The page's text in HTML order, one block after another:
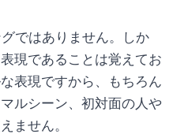
ではありません。しか
現であることは覚えてお
表現ですから、もちろん
ルシーン、初対面の人や
ません。